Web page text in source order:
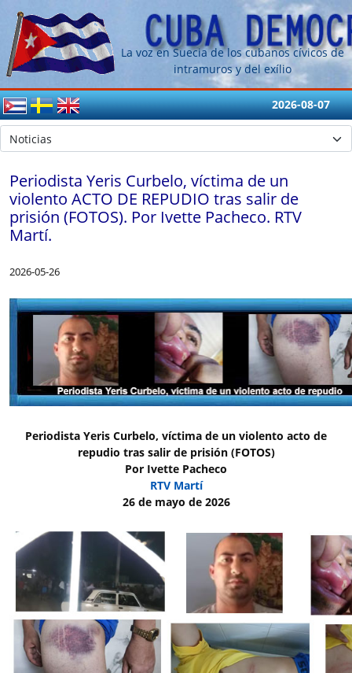
La voz en Suecia de los cubanos cívicos de
intramuros y del exílio
2026-08-07
Periodista Yeris Curbelo, víctima de un
violento ACTO DE REPUDIO tras salir de
prisión (FOTOS). Por Ivette Pacheco. RTV
Martí.
2026-05-26
Periodista Yeris Curbelo, víctima de un violento acto de
repudio tras salir de prisión (FOTOS)
Por Ivette Pacheco
RTV Martí
26 de mayo de 2026